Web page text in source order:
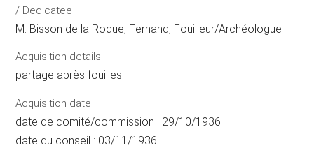
/ Dedicatee
M. Bisson de la Roque, Fernand, Fouilleur/Archéologue
Acquisition details
partage après fouilles
Acquisition date
date de comité/commission : 29/10/1936
date du conseil : 03/11/1936